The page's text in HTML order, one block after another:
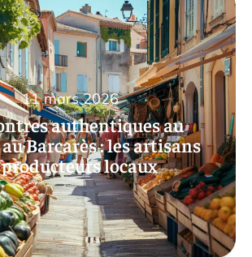
authentiques au
Barcarès : les artisans
locaux
11 mars 2026